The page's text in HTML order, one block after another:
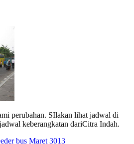
perubahan. SIlakan lihat jadwal di
keberangkatan dariCitra Indah.
bus Maret 3013